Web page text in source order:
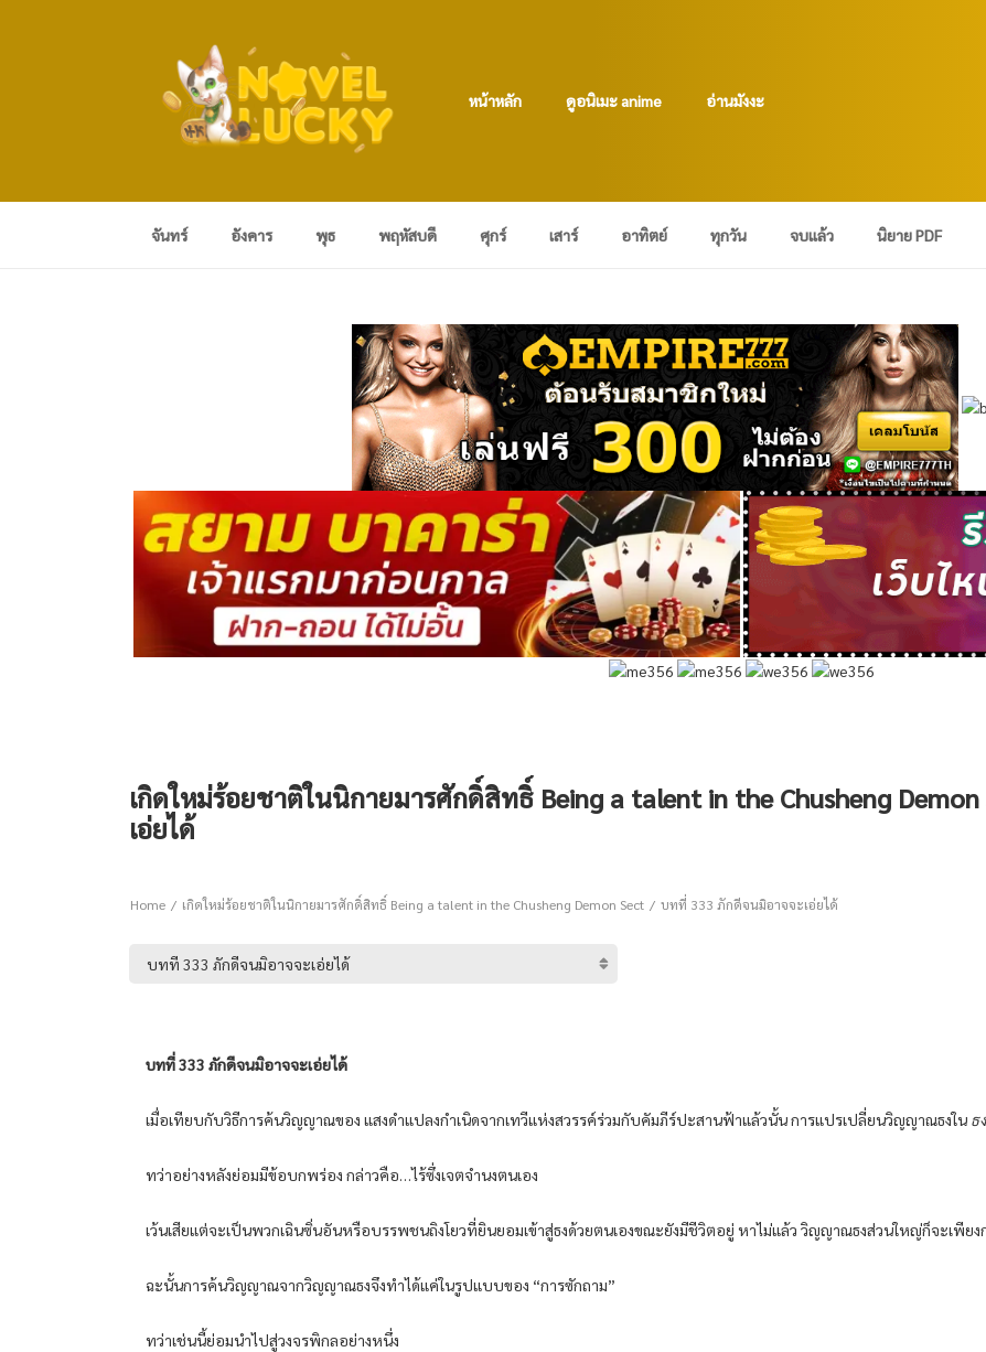
หน้าหลัก ดูอนิเมะ anime อ่านมังงะ
จันทร์ อังคาร พุธ พฤหัสบดี ศุกร์ เสาร์ อาทิตย์ ทุกวัน จบแล้ว นิยาย PDF
เกิดใหม่ร้อยชาติในนิกายมารศักดิ์สิทธิ์ Being a talent in the Chusheng
เอ่ยได้
Home เกิดใหม่ร้อยชาติในนิกายมารศักดิ์สิทธิ์ Being a talent in the Chusheng Demon Sect บทที่ 333 ภักดีจนมิอาจจะเอ่ยได้
บทที่ 333 ภักดีจนมิอาจจะเอ่ยได้
เมื่อเทียบกับวิธีการค้นวิญญาณของ แสงดำแปลงกำเนิดจากเทวีแห่งสวรรค์ร่วมกับคัมภีร์ปะสานฟ้าแล้วนั้น การแปรเปลี่ยนวิญญาณธงใน ธ
ทว่าอย่างหลังย่อมมีข้อบกพร่อง กล่าวคือ…ไร้ซึ่งเจตจำนงตนเอง
เว้นเสียแต่จะเป็นพวกเฉินซิ่นอันหรือบรรพชนถิงโยวที่ยินยอมเข้าสู่ธงด้วยตนเองขณะยังมีชีวิตอยู่ หาไม่แล้ว วิญญาณธงส่วนใหญ่ก็จะเพีย
ฉะนั้นการค้นวิญญาณจากวิญญาณธงจึงทำได้แค่ในรูปแบบของ “การซักถาม”
ทว่าเช่นนี้ย่อมนำไปสู่วงจรพิกลอย่างหนึ่ง